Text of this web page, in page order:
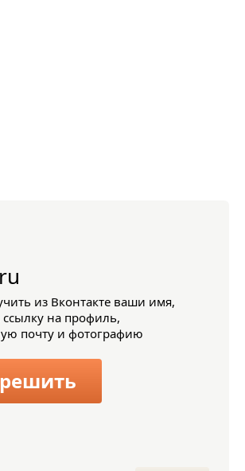
из Вконтакте ваши имя,
на профиль,
почту и фотографию